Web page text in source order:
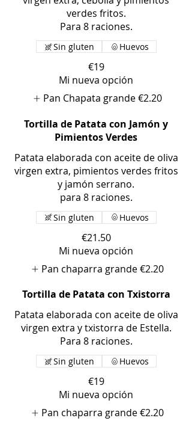
verdes fritos.
Para 8 raciones.
€19
Sin gluten Huevos
Mi nueva opción
Pan Chapata grande€2.20
Tortilla de Patata con Jamón y
Pimientos Verdes
Patata elaborada con aceite de oliva
virgen extra, pimientos verdes fritos
y jamón serrano.
para 8 raciones.
€21.50
Sin gluten Huevos
Mi nueva opción
Pan chaparra grande€2.20
Tortilla de Patata con Txistorra
Patata elaborada con aceite de oliva
virgen extra y txistorra de Estella.
Para 8 raciones.
€19
Sin gluten Huevos
Mi nueva opción
Pan chaparra grande€2.20